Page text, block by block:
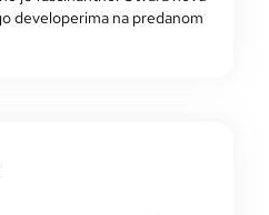
developerima na predanom